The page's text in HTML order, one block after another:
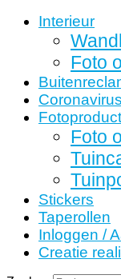
Interieur
Foto
Foto
Stickers
Taperollen
Inloggen /
Creatie